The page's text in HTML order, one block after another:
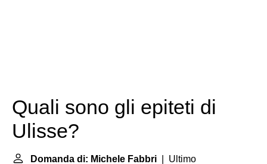
Quali sono gli epiteti di
Ulisse?
Domanda di: Michele Fabbri | Ultimo